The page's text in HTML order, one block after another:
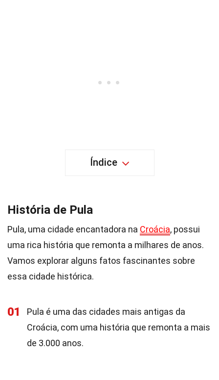
Índice
História de Pula
Pula, uma cidade encantadora na Croácia, possui
uma rica história que remonta a milhares de anos.
Vamos explorar alguns fatos fascinantes sobre
essa cidade histórica.
01
Pula é uma das cidades mais antigas da
Croácia, com uma história que remonta a mais
de 3.000 anos.